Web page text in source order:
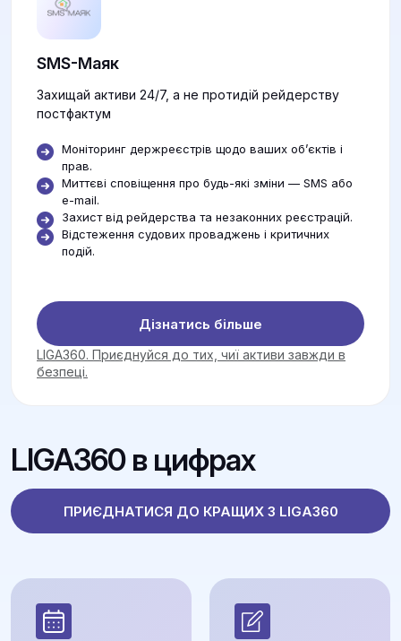
SMS-Маяк
Захищай активи 24/7, а не протидій рейдерству
постфактум
Моніторинг держреєстрів щодо ваших об’єктів і
прав.
Миттєві сповіщення про будь-які зміни — SMS або
e-mail.
Захист від рейдерства та незаконних реєстрацій.
Відстеження судових проваджень і критичних
подій.
Дізнатись більше
LIGA360. Приєднуйся до тих, чиї активи завжди в
безпеці.
LIGA360 в цифрах
ПРИЄДНАТИСЯ ДО КРАЩИХ З LIGA360